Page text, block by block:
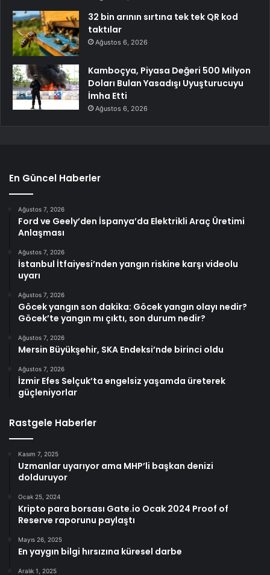
32 bin arının sırtına tek tek QR kod
taktılar
Ağustos 6, 2026
Kamboçya, Piyasa Değeri 500 Milyon
Doları Bulan Yasadışı Uyuşturucuyu
İmha Etti
Ağustos 6, 2026
En Güncel Haberler
Ağustos 7, 2026
Ford ve Geely’den İspanya’da Elektrikli Araç Üretimi
Anlaşması
Ağustos 7, 2026
İstanbul İtfaiyesi’nden yangın riskine karşı videolu
uyarı
Ağustos 7, 2026
Göcek yangın son dakika: Göcek yangın olayı nedir?
Göcek’te yangın mı çıktı, son durum nedir?
Ağustos 7, 2026
Mersin Büyükşehir, SKA Endeksi’nde birinci oldu
Ağustos 7, 2026
İzmir Efes Selçuk’ta engelsiz yaşamda üreterek
güçleniyorlar
Rastgele Haberler
Kasım 7, 2025
Uzmanlar uyarıyor ama MHP’li başkan denizi
dolduruyor
Ocak 25, 2024
Kripto para borsası Gate.io Ocak 2024 Proof of
Reserve raporunu paylaştı
Mayıs 26, 2025
En yaygın bilgi hırsızına küresel darbe
Aralık 1, 2025